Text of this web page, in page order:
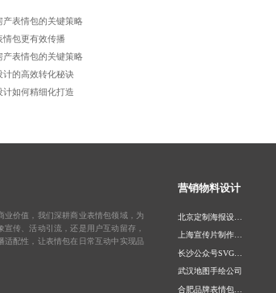
产表情包的关键策略
情包更有效传播
产表情包的关键策略
计的高效转化秘诀
计如何精细化打造
业价值，我们深耕商业表情包领域，为
传、活动引流，还是用户互动留存，
配性，让表情包在日常互动中实现品
营销物料设计
上海宣传片制作公司
武汉地图手绘公司